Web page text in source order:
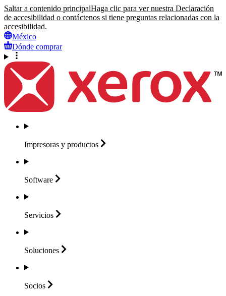
Saltar a contenido principalHaga clic para ver nuestra Declaración
de accesibilidad o contáctenos si tiene preguntas relacionadas con la
accesibilidad.
México
Dónde comprar
Impresoras y productos
Software
Servicios
Soluciones
Socios